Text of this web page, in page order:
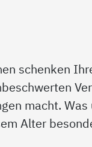
schenken
macht.
Alter